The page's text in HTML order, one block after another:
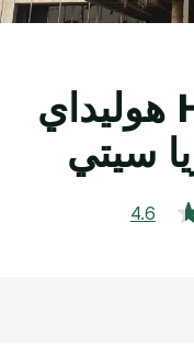
هوليداي
سيتي
4.6